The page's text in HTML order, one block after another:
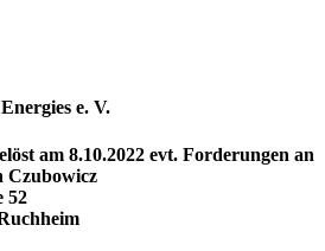
e. V.
am 8.10.2022 evt. Forderungen an
Czubowicz
52